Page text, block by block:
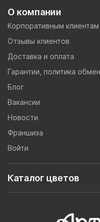
О компании
Корпоративным клиентам
Отзывы клиентов
Доставка и оплата
Гарантии, политика
Блог
Вакансии
Новости
Франшиза
Войти
Каталог цветов